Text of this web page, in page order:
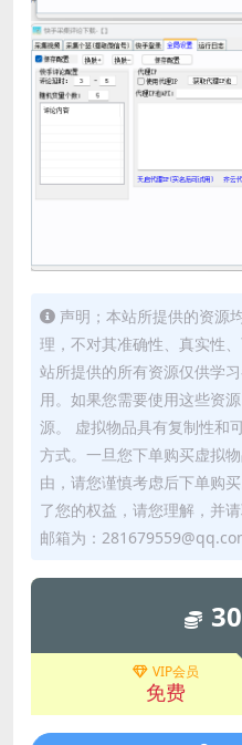
声明；本站所提供的资源
理，不对其准确性、真实性
站所提供的所有资源仅供学
用。如果您需要使用这些资
源。 虚拟物品具有复制性和
方式。一旦您下单购买虚拟
由，请您谨慎考虑后下单购
了您的权益，请您理解，并
邮箱为：
VIP会员
免费